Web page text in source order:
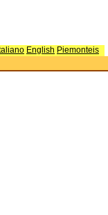
English Piemonteis